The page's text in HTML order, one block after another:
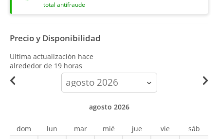
total antifraude
Precio y Disponibilidad
Ultima actualización hace
alrededor de 19 horas
calendar-
month
agosto 2026
dom lun mar mié jue vie sáb